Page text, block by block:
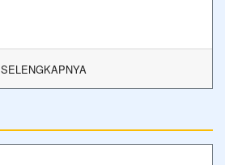
SELENGKAPNYA